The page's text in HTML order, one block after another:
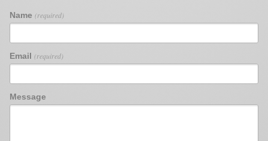
Name (required)
Email (required)
Message